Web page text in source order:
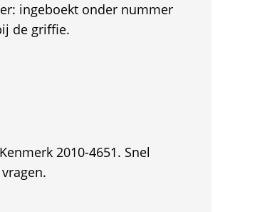
ingeboekt onder nummer
de griffie.
2010-4651. Snel